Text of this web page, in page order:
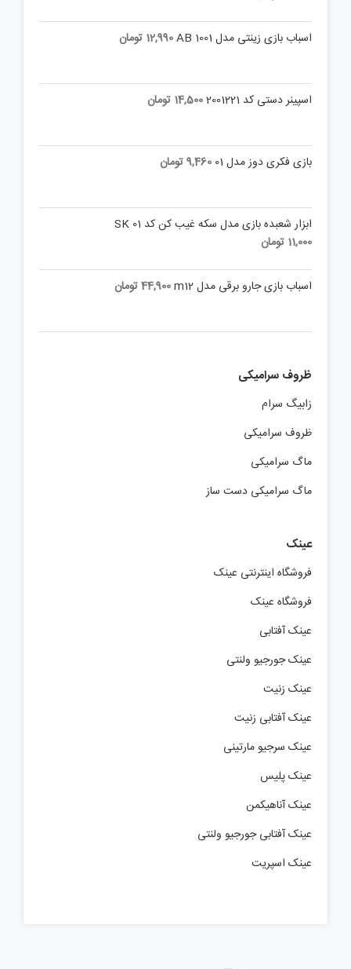
اسباب بازی زینتی مدل AB 1001 12,990 تومان
اسپینر دستی کد 2001221 14,500 تومان
بازی فکری دوز مدل 01 9,460تومان
ابزار شعبده بازی مدل سکه غیب کن کد SK 01
11,000 تومان
اسباب بازی جارو برقی مدل m12 44,900تومان
ظروف سرامیکی
زابیگ سرام
ظروف سرامیکی
ماگ سرامیکی
ماگ سرامیکی دست ساز
عینک
فروشگاه اینترنتی عینک
فروشگاه عینک
عینک آفتابی
عینک جورجیو ولنتی
عینک زنیت
عینک آفتابی زنیت
عینک سرجیو مارتینی
عینک پلیس
عینک آناهیکمن
عینک آفتابی جورجیو ولنتی
عینک اسپریت